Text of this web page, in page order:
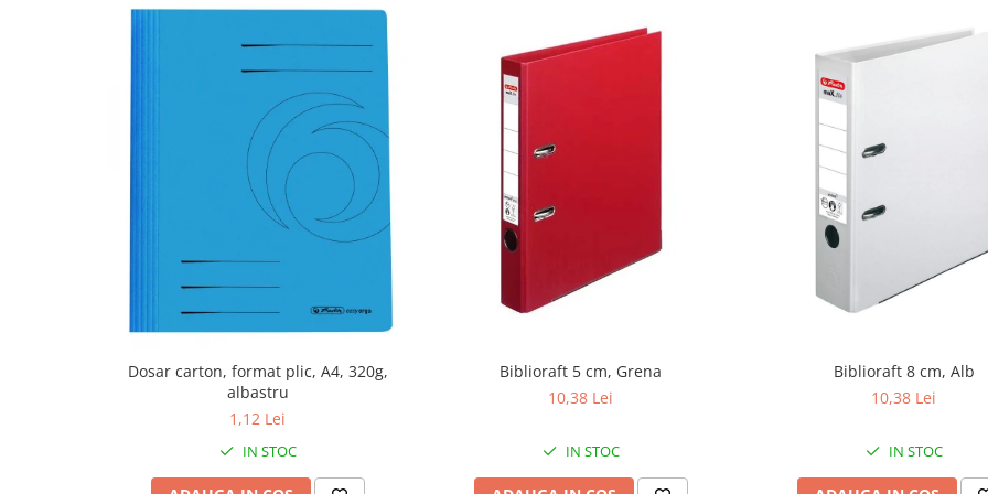
Dosar carton, format plic, A4, 320g,
albastru
1,12 Lei
IN STOC
Biblioraft 5 cm, Grena
10,38 Lei
IN STOC
Biblioraft 8 cm, Alb
10,38 Lei
IN STOC